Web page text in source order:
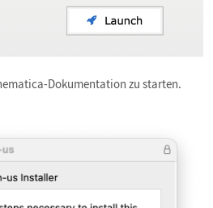
Dokumentation zu starten.